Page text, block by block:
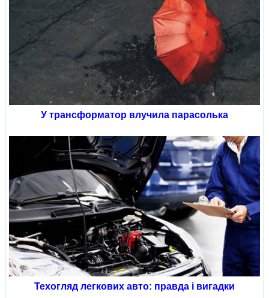
У трансформатор влучила парасолька
Техогляд легкових авто: правда і вигадки